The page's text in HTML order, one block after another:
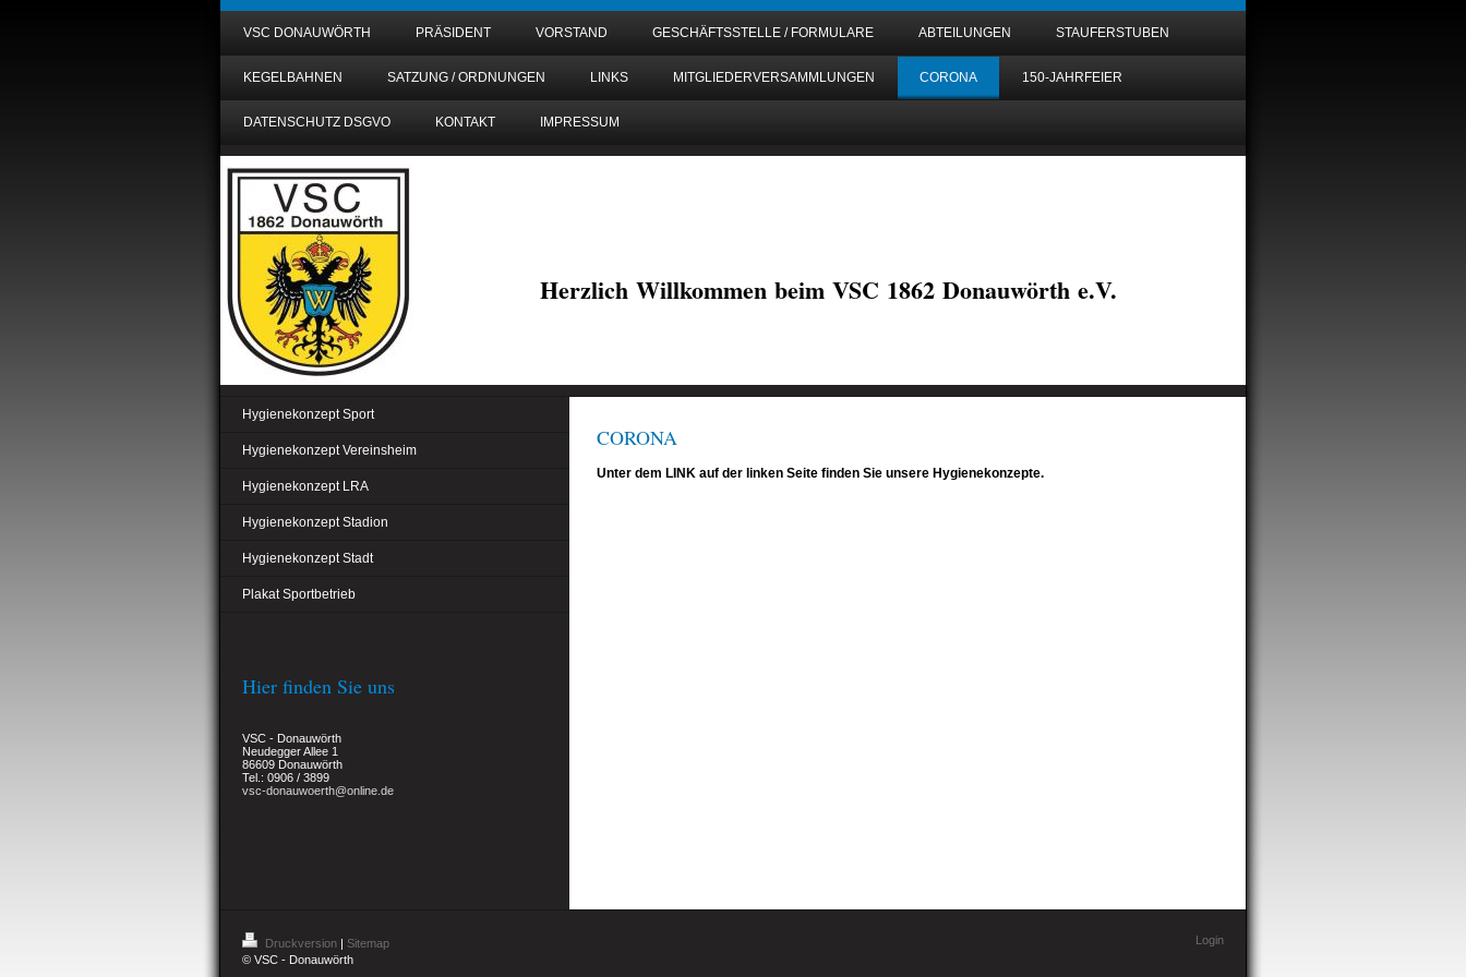
VSC DONAUWÖRTH PRÄSIDENT VORSTAND GESCHÄFTSSTELLE / FORMULARE ABTEILUNGEN STAUFERSTUBEN
KEGELBAHNEN SATZUNG / ORDNUNGEN LINKS MITGLIEDERVERSAMMLUNGEN CORONA 150-JAHRFEIER
DATENSCHUTZ DSGVO KONTAKT IMPRESSUM
Herzlich Willkommen beim VSC 1862 Donauwörth e.V.
Hygienekonzept Sport
Hygienekonzept Vereinsheim
Hygienekonzept LRA
Hygienekonzept Stadion
Hygienekonzept Stadt
Plakat Sportbetrieb
Hier finden Sie uns
VSC - Donauwörth
Neudegger Allee 1
86609 Donauwörth
Tel.: 0906 / 3899
vsc-donauwoerth@online.de
CORONA
Unter dem LINK auf der linken Seite finden Sie unsere Hygienekonzepte.
Druckversion | Sitemap
© VSC - Donauwörth
Login